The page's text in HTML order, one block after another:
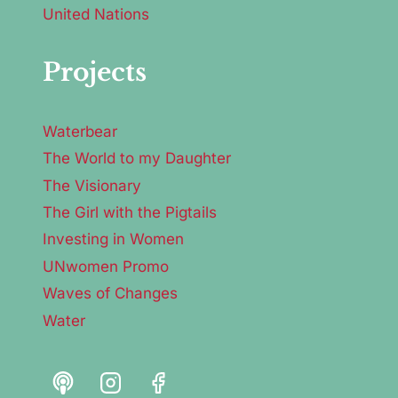
United Nations
Projects
Waterbear
The World to my Daughter
The Visionary
The Girl with the Pigtails
Investing in Women
UNwomen Promo
Waves of Changes
Water